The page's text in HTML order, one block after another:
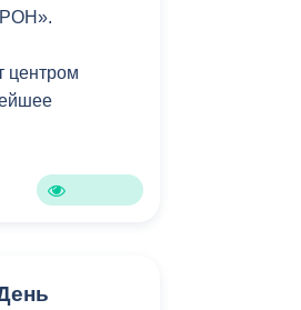
транспорту.
центром